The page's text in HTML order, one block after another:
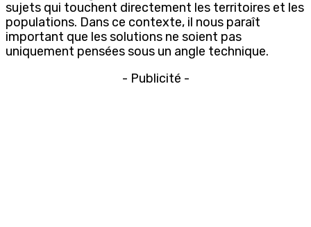
sujets qui touchent directement les territoires et les
populations. Dans ce contexte, il nous paraît
important que les solutions ne soient pas
uniquement pensées sous un angle technique.
- Publicité -